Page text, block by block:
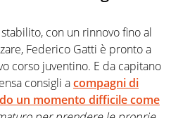
con un rinnovo fino al
Federico Gatti è pronto a
corso juventino. E da capitano
consigli acompagni di
un momento difficile come